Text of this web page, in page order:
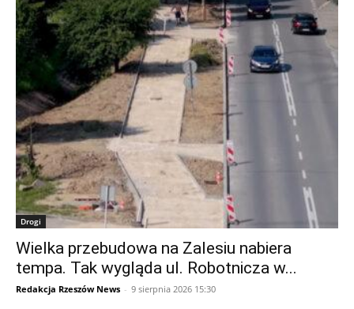
Drogi
Wielka przebudowa na Zalesiu nabiera
tempa. Tak wygląda ul. Robotnicza w...
Redakcja Rzeszów News - 9 sierpnia 2026 15:30